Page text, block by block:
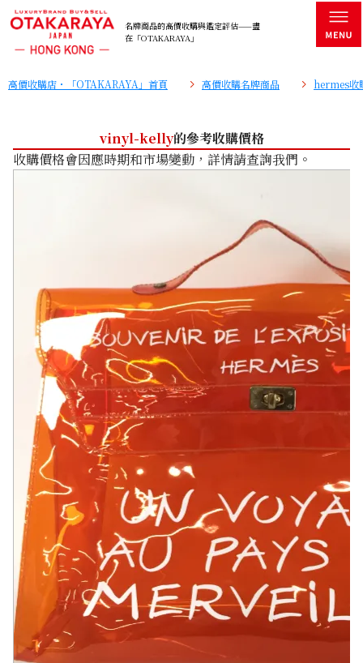
名牌商品的高價收購與鑑定評估——盡
在「OTAKARAYA」
高價收購店・「OTAKARAYA」首頁 高價收購名牌商品 hermes收
vinyl-kelly的參考收購價格
收購價格會因應時期和市場變動，詳情請查詢我們。